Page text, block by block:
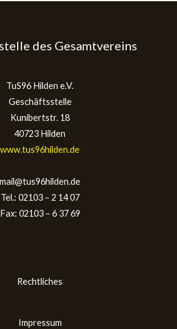
des Gesamtvereins
TuS96 Hilden e.V.
Geschäftsstelle
Kunibertstr. 18
40723 Hilden
www.tus96hilden.de
mail@tus96hilden.de
Tel.: 02103 – 2 14 07
Fax: 02103 – 6 37 69
Rechtliches
Impressum